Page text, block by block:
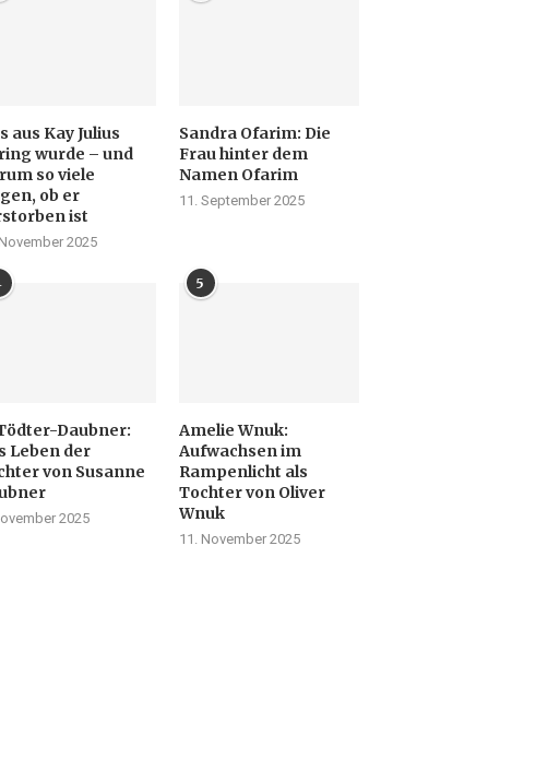
aus Kay Julius
wurde – und
so viele
ob er
ist
2025
Sandra Ofarim: Die
Frau hinter dem
Namen Ofarim
11. September 2025
Daubner:
Leben der
von Susanne
2025
5
Amelie Wnuk:
Aufwachsen im
Rampenlicht als
Tochter von Oliver
Wnuk
11. November 2025